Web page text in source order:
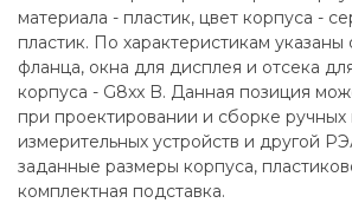
материала - пластик, цвет корпуса -
пластик. По характеристикам указаны
фланца, окна для дисплея и отсека
корпуса - G8xx B. Данная позиция
при проектировании и сборке
измерительных устройств и другой
заданные размеры корпуса,
комплектная подставка.